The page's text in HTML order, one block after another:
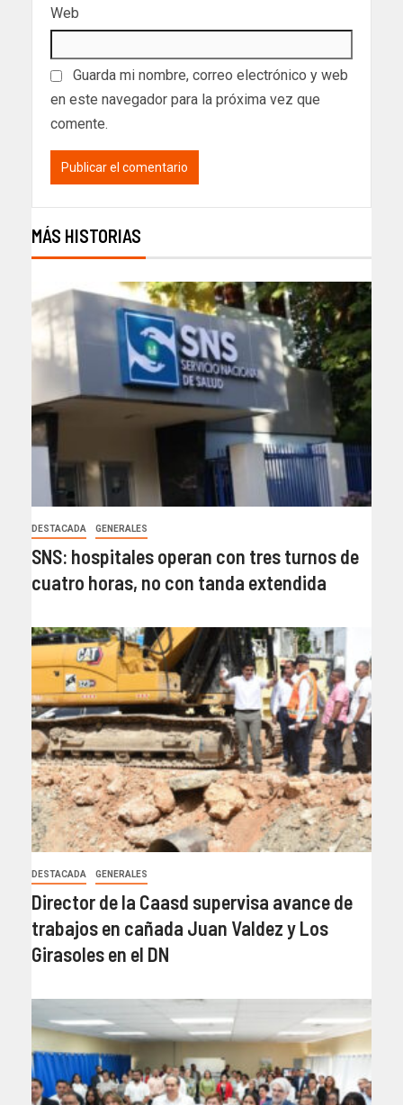
Web
Guarda mi nombre, correo electrónico y web
en este navegador para la próxima vez que
comente.
MÁS HISTORIAS
DESTACADA GENERALES
SNS: hospitales operan con tres turnos de
cuatro horas, no con tanda extendida
DESTACADA GENERALES
Director de la Caasd supervisa avance de
trabajos en cañada Juan Valdez y Los
Girasoles en el DN